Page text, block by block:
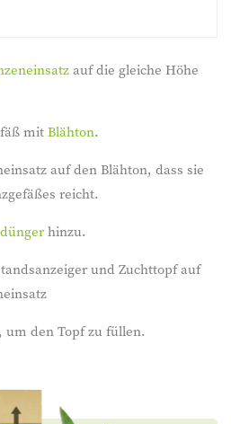
auf die gleiche Höhe
mitBlähton.
auf den Blähton, dass sie
reicht.
hinzu.
und Zuchttopf auf
um den Topf zu füllen.